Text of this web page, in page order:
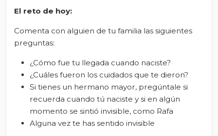
El reto de hoy:
Comenta con alguien de tu familia las siguientes
preguntas:
¿Cómo fue tu llegada cuando naciste?
¿Cuáles fueron los cuidados que te dieron?
Si tienes un hermano mayor, pregúntale si
recuerda cuando tú naciste y si en algún
momento se sintió invisible, como Rafa
Alguna vez te has sentido invisible